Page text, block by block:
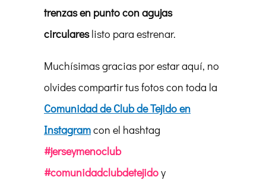
trenzas en punto con agujas
circulareslisto para estrenar.
Muchísimas gracias por estar aquí, no
olvides compartir tus fotos con toda la
Comunidad de Club de Tejido en
Instagramcon el hashtag
#jerseymenoclub
#comunidadclubdetejidoy